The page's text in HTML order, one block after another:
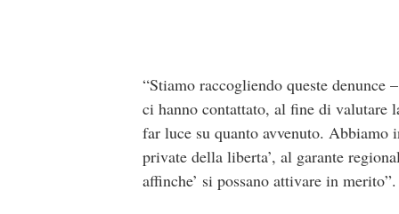
“Stiamo raccogliendo queste
ci hanno contattato, al fine di valutare
far luce su quanto avvenuto. Abbiamo
private della liberta’, al garante
affinche’ si possano attivare in merito”.